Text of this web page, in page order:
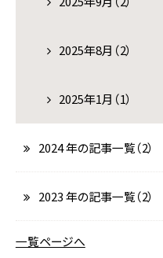
2025年8月（2）
2025年1月（1）
2024 年の記事一覧（2）
2023 年の記事一覧（2）
一覧ページへ